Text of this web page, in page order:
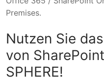
Premises.
Nutzen Sie
von
SPHERE!